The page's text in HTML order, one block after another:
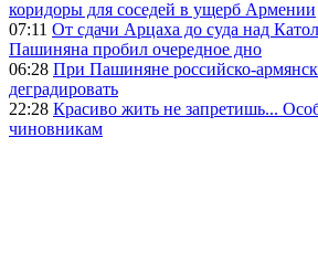
коридоры для соседей в ущерб Армении
07:11 От сдачи Арцаха до суда над
Пашиняна пробил очередное дно
06:28 При Пашиняне российско-
деградировать
22:28 Красиво жить не запретишь...
чиновникам